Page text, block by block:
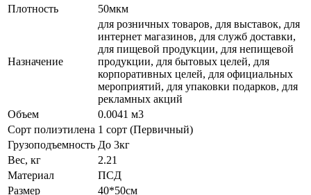
Плотность
50мкм
Назначение
для розничных товаров, для выставок, для
интернет магазинов, для служб доставки,
для пищевой продукции, для непищевой
продукции, для бытовых целей, для
корпоративных целей, для официальных
мероприятий, для упаковки подарков, для
рекламных акций
Объем
0.0041 м3
Сорт полиэтилена 1 сорт (Первичный)
Грузоподъемность До 3кг
Вес, кг
2.21
Материал
ПCД
Размер
40*50см